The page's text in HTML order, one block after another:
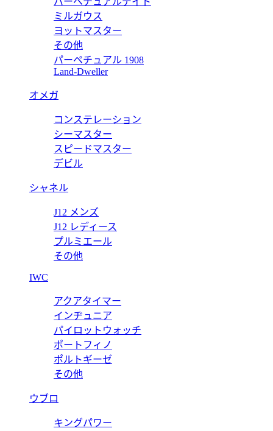
7077BR/G1/9XV 【2016年新作】
7037BA/11/9V6
ミルガウス
ヨットマスター
その他
パーペチュアル 1908
Land-Dweller
オメガ
コンステレーション
シーマスター
スピードマスター
デビル
シャネル
J12 メンズ
J12 レディース
プルミエール
その他
IWC
アクアタイマー
インヂュニア
パイロットウォッチ
ポートフィノ
ポルトギーゼ
その他
ウブロ
キングパワー